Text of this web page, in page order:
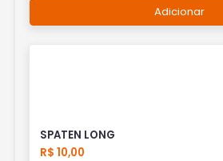
Adicionar
SPATEN LONG
R$ 10,00